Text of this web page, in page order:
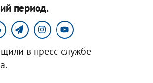
период.
в пресс-службе